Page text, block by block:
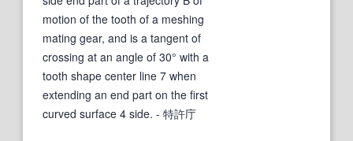
motion of the tooth of a meshing
mating gear, and is a tangent of
crossing at an angle of 30° with a
tooth shape center line 7 when
extending an end part on the first
curved surface 4 side. - 特許庁